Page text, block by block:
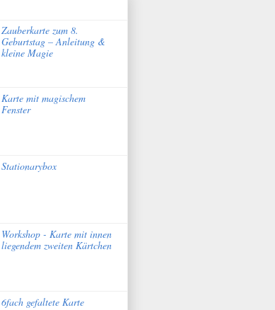
Zauberkarte zum 8.
Geburtstag – Anleitung &
kleine Magie
Karte mit magischem
Fenster
Stationarybox
Workshop - Karte mit innen
liegendem zweiten Kärtchen
6fach gefaltete Karte